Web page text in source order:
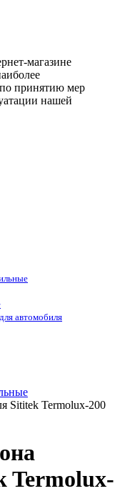
магазине
принятию мер
нашей
автомобиля
Sititek Termolux-200
Termolux-